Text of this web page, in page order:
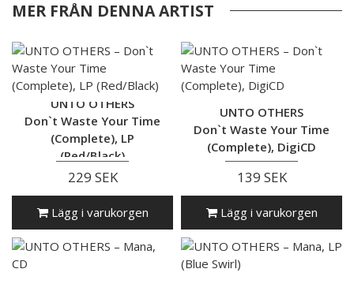
MER FRÅN DENNA ARTIST
UNTO OTHERS
Don`t Waste Your Time
(Complete), LP
(Red/Black)
229 SEK
Lägg i varukorgen
UNTO OTHERS
Don`t Waste Your Time
(Complete), DigiCD
139 SEK
Lägg i varukorgen